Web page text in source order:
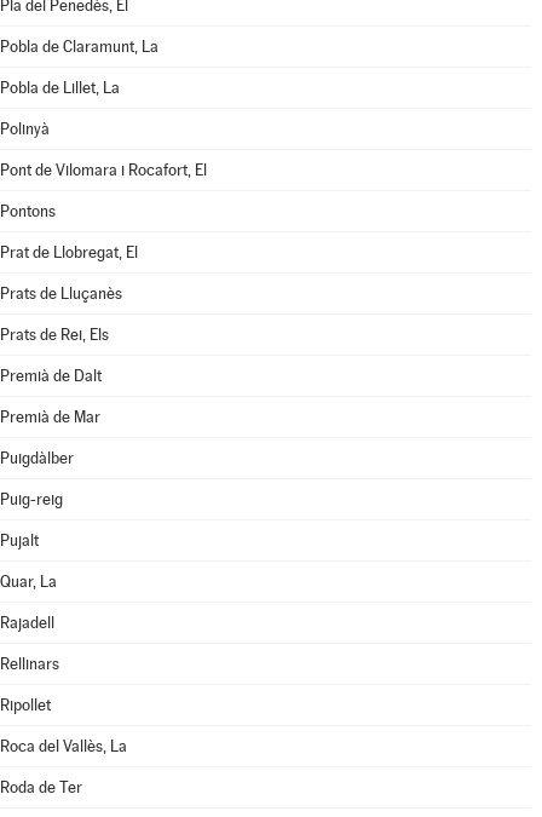
Pla del Penedès, El
Pobla de Claramunt, La
Pobla de Lillet, La
Polinyà
Pont de Vilomara i Rocafort, El
Pontons
Prat de Llobregat, El
Prats de Lluçanès
Prats de Rei, Els
Premià de Dalt
Premià de Mar
Puigdàlber
Puig-reig
Pujalt
Quar, La
Rajadell
Rellinars
Ripollet
Roca del Vallès, La
Roda de Ter